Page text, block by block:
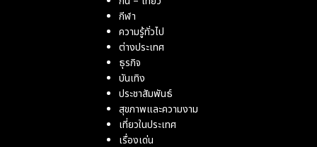
กีฬา
ความรู้ทั่วไป
ต่างประเทศ
ธุรกิจ
บันเทิง
ประชาสัมพันธ์
สุขภาพและความงาม
เที่ยวในประเทศ
เรื่องเด่น